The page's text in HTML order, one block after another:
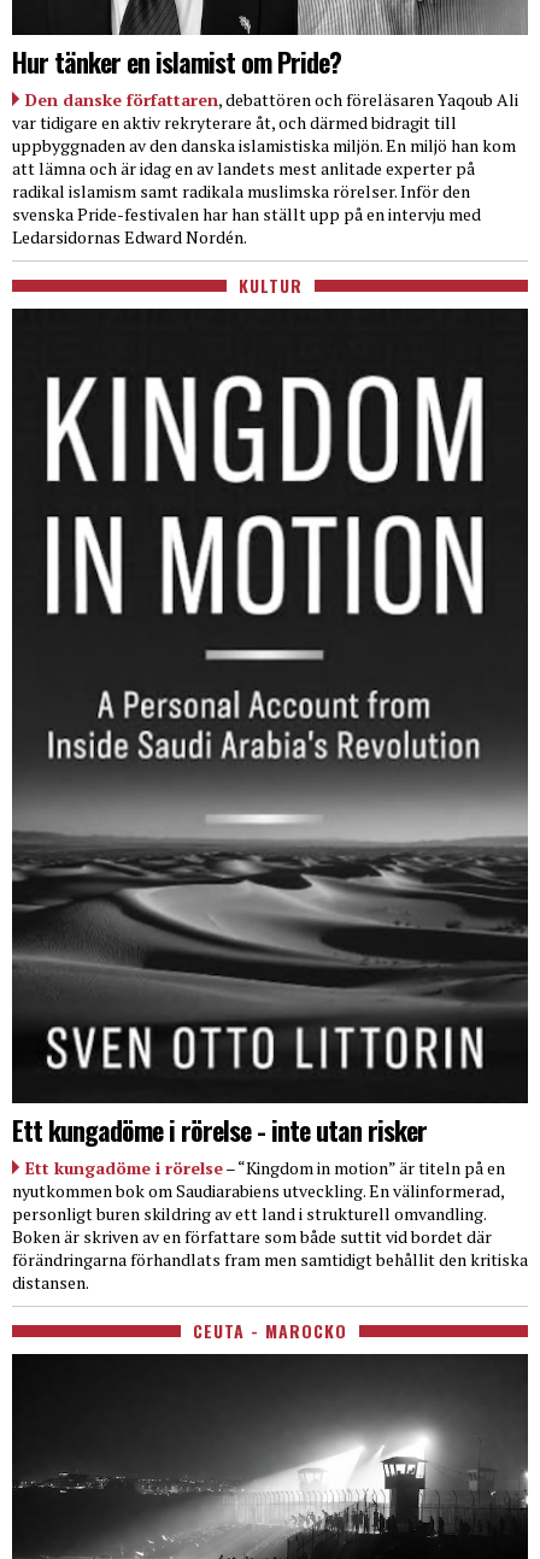
Hur tänker en islamist om Pride?
Den danske författaren, debattören och föreläsaren Yaqoub Ali
var tidigare en aktiv rekryterare åt, och därmed bidragit till
uppbyggnaden av den danska islamistiska miljön. En miljö han kom
att lämna och är idag en av landets mest anlitade experter på
radikal islamism samt radikala muslimska rörelser. Inför den
svenska Pride-festivalen har han ställt upp på en intervju med
Ledarsidornas Edward Nordén.
KULTUR
Ett kungadöme i rörelse - inte utan risker
Ett kungadöme i rörelse– “Kingdom in motion” är titeln på en
nyutkommen bok om Saudiarabiens utveckling. En välinformerad,
personligt buren skildring av ett land i strukturell omvandling.
Boken är skriven av en författare som både suttit vid bordet där
förändringarna förhandlats fram men samtidigt behållit den kritiska
distansen.
CEUTA - MAROCKO